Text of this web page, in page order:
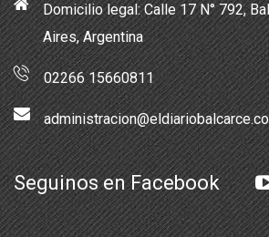
Domicilio legal: Calle 17 N° 792,
Aires, Argentina
02266 15660811
Seguinos en Facebook